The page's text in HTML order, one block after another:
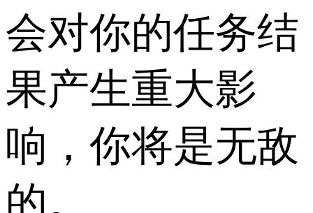
会对你的任务结
果产生重大影
响，你将是无敌
的。